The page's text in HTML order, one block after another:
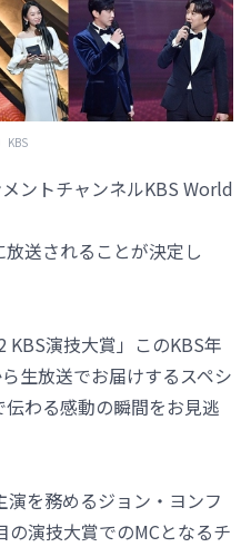
KBS
ントチャンネルKBS World
送されることが決定し
演技大賞」このKBS年
生放送でお届けするスペシ
わる感動の瞬間をお見逃
演を務めるジョン・ヨンフ
の演技大賞でのMCとなるチ